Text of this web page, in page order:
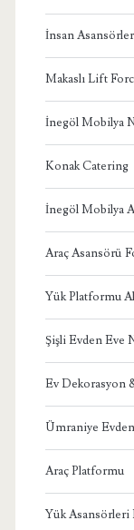
İnsan
Makaslı Lift
İnegöl Mobilya
Konak Catering
İnegöl Mobilya
Araç Asansörü
Yük Platformu
Şişli Evden Eve
Ev Dekorasyon
Ümraniye
Araç Platformu
Yük Asansörleri